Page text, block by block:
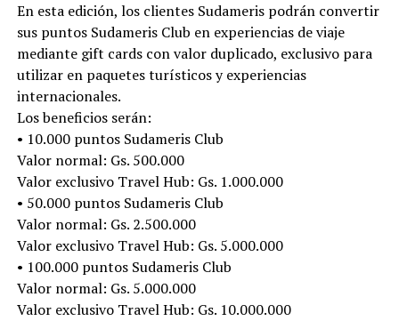
En esta edición, los clientes Sudameris podrán convertir
sus puntos Sudameris Club en experiencias de viaje
mediante gift cards con valor duplicado, exclusivo para
utilizar en paquetes turísticos y experiencias
internacionales.
Los beneficios serán:
• 10.000 puntos Sudameris Club
Valor normal: Gs. 500.000
Valor exclusivo Travel Hub: Gs. 1.000.000
• 50.000 puntos Sudameris Club
Valor normal: Gs. 2.500.000
Valor exclusivo Travel Hub: Gs. 5.000.000
• 100.000 puntos Sudameris Club
Valor normal: Gs. 5.000.000
Valor exclusivo Travel Hub: Gs. 10.000.000